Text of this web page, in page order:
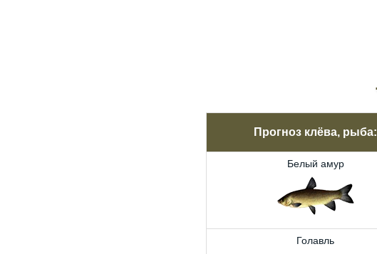
Прогноз клёва, рыба:
Белый амур
Голавль